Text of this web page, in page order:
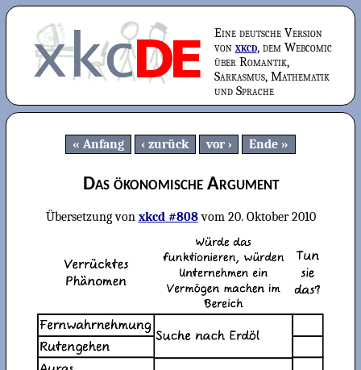
Eine deutsche Version
von xkcd, dem Webcomic
über Romantik,
Sarkasmus, Mathematik
und Sprache
Anfang zurück vor Ende
Das ökonomische Argument
Übersetzung von xkcd #808vom 20. Oktober 2010